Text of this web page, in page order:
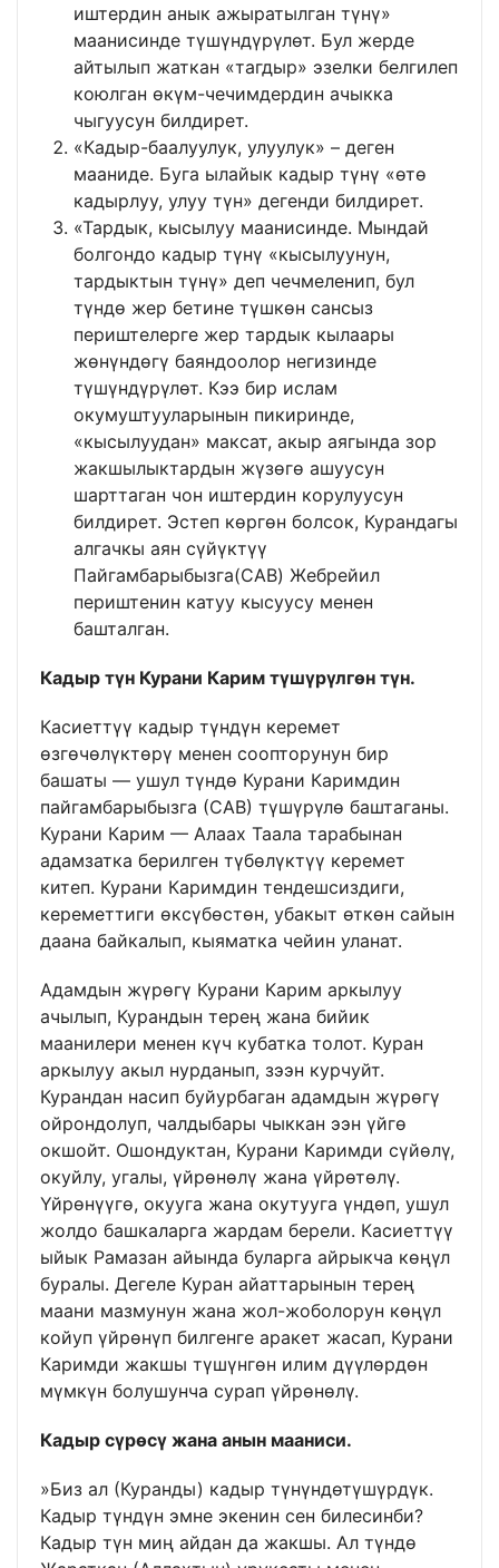
иштердин анык ажыратылган түнү»
маанисинде түшүндүрүлөт. Бул жерде
айтылып жаткан «тагдыр» эзелки белгилеп
коюлган өкүм-чечимдердин ачыкка
чыгуусун билдирет.
«Кадыр-баалуулук, улуулук» – деген
мааниде. Буга ылайык кадыр түнү «өтө
кадырлуу, улуу түн» дегенди билдирет.
«Тардык, кысылуу маанисинде. Мындай
болгондо кадыр түнү «кысылуунун,
тардыктын түнү» деп чечмеленип, бул
түндө жер бетине түшкөн сансыз
периштелерге жер тардык кылаары
жөнүндөгү баяндоолор негизинде
түшүндүрүлөт. Кээ бир ислам
окумуштууларынын пикиринде,
«кысылуудан» максат, акыр аягында зор
жакшылыктардын жүзөгө ашуусун
шарттаган чон иштердин корулуусун
билдирет. Эстеп көргөн болсок, Курандагы
алгачкы аян сүйүктүү
Пайгамбарыбызга(САВ) Жебрейил
периштенин катуу кысуусу менен
башталган.
Кадыр түн Курани Карим түшүрүлгөн түн.
Касиеттүү кадыр түндүн керемет
өзгөчөлүктөрү менен соопторунун бир
башаты — ушул түндө Курани Каримдин
пайгамбарыбызга (САВ) түшүрүлө баштаганы.
Курани Карим — Алаах Таала тарабынан
адамзатка берилген түбөлүктүү керемет
китеп. Курани Каримдин тендешсиздиги,
кереметтиги өксүбөстөн, убакыт өткөн сайын
даана байкалып, кыяматка чейин уланат.
Адамдын жүрөгү Курани Карим аркылуу
ачылып, Курандын терең жана бийик
маанилери менен күч кубатка толот. Куран
аркылуу акыл нурданып, зээн курчуйт.
Курандан насип буйурбаган адамдын жүрөгү
ойрондолуп, чалдыбары чыккан ээн үйгө
окшойт. Ошондуктан, Курани Каримди сүйөлү,
окуйлу, угалы, үйрөнөлү жана үйрөтөлү.
Үйрөнүүгө, окууга жана окутууга үндөп, ушул
жолдо башкаларга жардам берели. Касиеттүү
ыйык Рамазан айында буларга айрыкча көңүл
буралы. Дегеле Куран айаттарынын терең
маани мазмунун жана жол-жоболорун көңүл
койуп үйрөнүп билгенге аракет жасап, Курани
Каримди жакшы түшүнгөн илим дүүлөрдөн
мүмкүн болушунча сурап үйрөнөлү.
Кадыр сүрөсү жана анын мааниси.
»Биз ал (Куранды) кадыр түнүндөтүшүрдүк.
Кадыр түндүн эмне экенин сен билесинби?
Кадыр түн миң айдан да жакшы. Ал түндө